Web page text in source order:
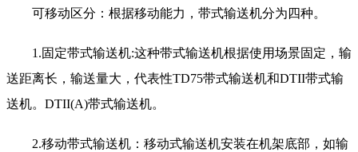
可移动区分：根据移动能力，带式输送机分为四种。
1.固定带式输送机:这种带式输送机根据使用场景固定，输
送距离长，输送量大，代表性TD75带式输送机和DTII带式输
送机。DTII(A)带式输送机。
2.移动带式输送机：移动式输送机安装在机架底部，如输